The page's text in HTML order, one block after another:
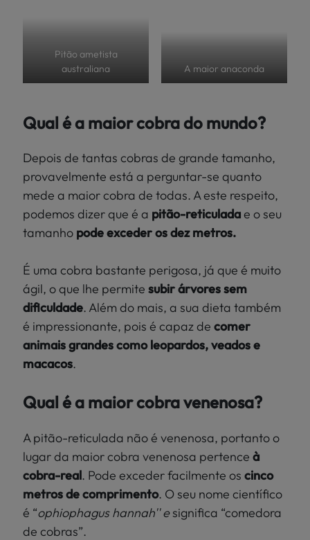
Pitão ametista
australiana
A maior anaconda
Qual é a maior cobra do mundo?
Depois de tantas cobras de grande tamanho,
provavelmente está a perguntar-se quanto
mede a maior cobra de todas. A este respeito,
podemos dizer que é a pitão-reticuladae o seu
tamanho pode exceder os dez metros.
É uma cobra bastante perigosa, já que é muito
ágil, o que lhe permite subir árvores sem
dificuldade. Além do mais, a sua dieta também
é impressionante, pois é capaz de comer
animais grandes como leopardos, veados e
macacos.
Qual é a maior cobra venenosa?
A pitão-reticulada não é venenosa, portanto o
lugar da maior cobra venenosa pertence à
cobra-real. Pode exceder facilmente os cinco
metros de comprimento. O seu nome científico
é “ophiophagus hannah'' esignifica “comedora
de cobras”.